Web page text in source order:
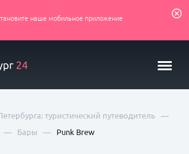
наше мобильное приложение
туристический путеводитель —
— Бары — Punk Brew